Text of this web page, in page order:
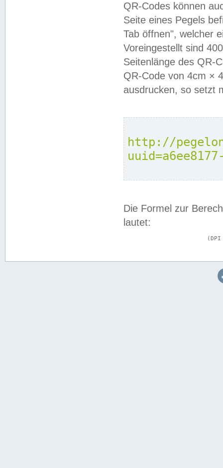
QR-Codes können
Seite eines Pegels
Tab öffnen", welcher
Voreingestellt sind
Seitenlänge des QR-
QR-Code von 4cm ×
ausdrucken, so setzt
http://
Die Formel zur
lautet: